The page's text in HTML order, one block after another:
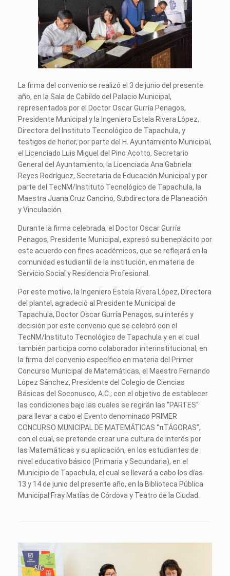
La firma del convenio se realizó el 3 de junio del presente
año, en la Sala de Cabildo del Palacio Municipal,
representados por el Doctor Oscar Gurría Penagos,
Presidente Municipal y la Ingeniero Estela Rivera López,
Directora del Instituto Tecnológico de Tapachula, y
testigos de honor, por parte del H. Ayuntamiento Municipal,
el Licenciado Luis Miguel del Pino Acotto, Secretario
General del Ayuntamiento; la Licenciada Ana Gabriela
Reyes Rodríguez, Secretaria de Educación Municipal y por
parte del TecNM/Instituto Tecnológico de Tapachula, la
Maestra Juana Cruz Cancino, Subdirectora de Planeación
y Vinculación.
Durante la firma celebrada, el Doctor Oscar Gurría
Penagos, Presidente Municipal, expresó su beneplácito por
este acuerdo con fines académicos, que se reflejará en la
comunidad estudiantil de la institución, en materia de
Servicio Social y Residencia Profesional.
Por este motivo, la Ingeniero Estela Rivera López, Directora
del plantel, agradeció al Presidente Municipal de
Tapachula, Doctor Oscar Gurría Penagos, su interés y
decisión por este convenio que se celebró con el
TecNM/Instituto Tecnológico de Tapachula y en el cual
también participa como colaborador interinstitucional, en
la firma del convenio específico en materia del Primer
Concurso Municipal de Matemáticas, el Maestro Fernando
López Sánchez, Presidente del Colegio de Ciencias
Básicas del Soconusco, A.C.; con el objetivo de establecer
las condiciones bajo las cuales se regirán las “PARTES”
para llevar a cabo el Evento denominado PRIMER
CONCURSO MUNICIPAL DE MATEMÁTICAS “πTÁGORAS”,
con el cual, se pretende crear una cultura de interés por
las Matemáticas y su aplicación, en los estudiantes de
nivel educativo básico (Primaria y Secundaria), en el
Municipio de Tapachula, el cual se llevará a cabo los días
13 y 14 de junio del presente año, en la Biblioteca Pública
Municipal Fray Matías de Córdova y Teatro de la Ciudad.